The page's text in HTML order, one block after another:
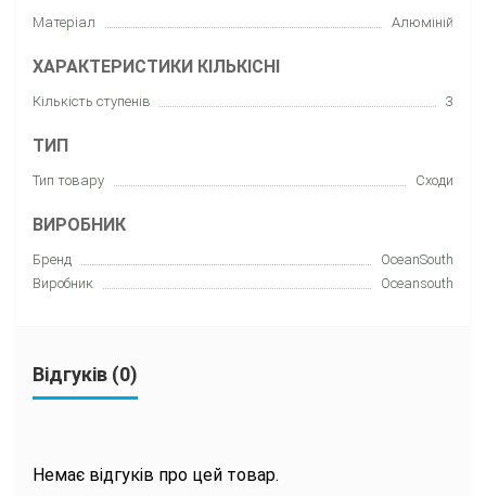
Матеріал Алюміній
ХАРАКТЕРИСТИКИ КІЛЬКІСНІ
Кількість ступенів 3
ТИП
Тип товару Сxоди
ВИРОБНИК
Бренд
OceanSouth
Виробник
Oceansouth
Відгуків (0)
Немає відгуків про цей товар.